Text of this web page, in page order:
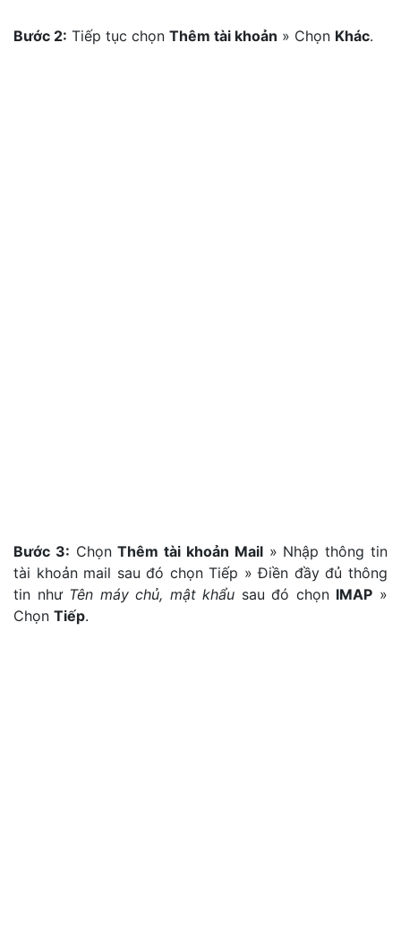
Bước 2: Tiếp tục chọn Thêm tài khoản » Chọn Khác.
Bước 3: ChọnThêm tài khoản Mail» Nhập thông tin
tài khoản mail sau đó chọn Tiếp » Điền đầy đủ thông
tin như Tên máy chủ, mật khẩu sau đó chọn IMAP »
Chọn Tiếp.